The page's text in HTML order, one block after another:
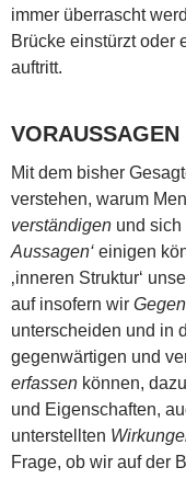
immer überrascht
Brücke einstürzt oder
auftritt.
VORAUSSAGEN
Mit dem bisher
verstehen, warum
verständigen und sich
Aussagen‘ einigen
‚inneren Struktur‘
auf insofern wir
unterscheiden und in
gegenwärtigen und
erfassen können, dazu
und Eigenschaften,
unterstellten
Frage, ob wir auf der